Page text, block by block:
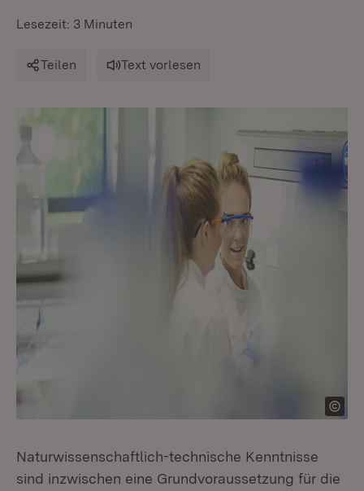
Lesezeit: 3 Minuten
Teilen Text vorlesen
Naturwissenschaftlich-technische Kenntnisse
sind inzwischen eine Grundvoraussetzung für die